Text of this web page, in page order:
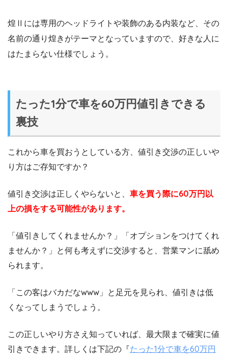
煌Ⅱには専用のヘッドライトや装飾のある内装など、その
名前の通り煌きがテーマとなっていますので、好きな人に
はたまらない仕様でしょう。
たった1分で車を60万円値引きできる
裏技
これから車を買おうとしている方、値引き交渉の正しいや
り方はご存知ですか？
値引き交渉は正しくやらないと、 車を買う際に60万円以
上の損をする可能性があります。
「値引きしてくれませんか？」「オプションをつけてくれ
ませんか？」と何も考えずに交渉すると、営業マンに舐め
られます。
「この客はバカだなwww」と足元を見られ、値引きは低
くなってしまうでしょう。
この正しいやり方さえ知っていれば、最大限まで確実に値
引きできます。詳しくは下記の『たった1分で車を60万円